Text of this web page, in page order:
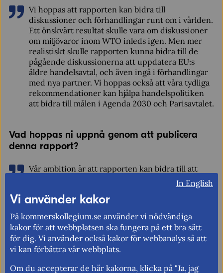
Vi hoppas att rapporten kan bidra till
diskussioner och förhandlingar runt om i världen.
Ett önskvärt resultat skulle vara om diskussioner
om miljövaror inom WTO inleds igen. Men mer
realistiskt skulle rapporten kunna bidra till de
pågående diskussionerna att uppdatera EU:s
äldre handelsavtal, och även ingå i förhandlingar
med nya partner. Vi hoppas också att våra tydliga
rekommendationer kan hjälpa handelspolitiken
att bidra till målen i Agenda 2030 och Parisavtalet.
Vad hoppas ni uppnå genom att publicera
denna rapport?
Vår ambition är att rapporten kan bidra till att
miljövaror blir en central del i utformningen av
handelspolitiken. När världen nu arbetar för att
fasa ut fossila bränslen bör vi prioritera att ta bort
kvarvarande handelshinder för miljövaror.
In English
Vi använder kakor
På kommerskollegium.se använder vi nödvändiga
kakor för att webbplatsen ska fungera på ett bra sätt
för dig. Vi använder också kakor för webbanalys så att
vi kan förbättra vår webbplats.
Om du accepterar de här kakorna, klicka på "Ja, jag